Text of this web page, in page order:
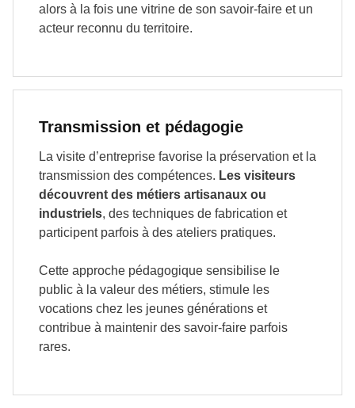
alors à la fois une vitrine de son savoir-faire et un
acteur reconnu du territoire.
Transmission et pédagogie
La visite d’entreprise favorise la préservation et la
transmission des compétences. Les visiteurs
découvrent des métiers artisanaux ou
industriels, des techniques de fabrication et
participent parfois à des ateliers pratiques.
Cette approche pédagogique sensibilise le
public à la valeur des métiers, stimule les
vocations chez les jeunes générations et
contribue à maintenir des savoir-faire parfois
rares.